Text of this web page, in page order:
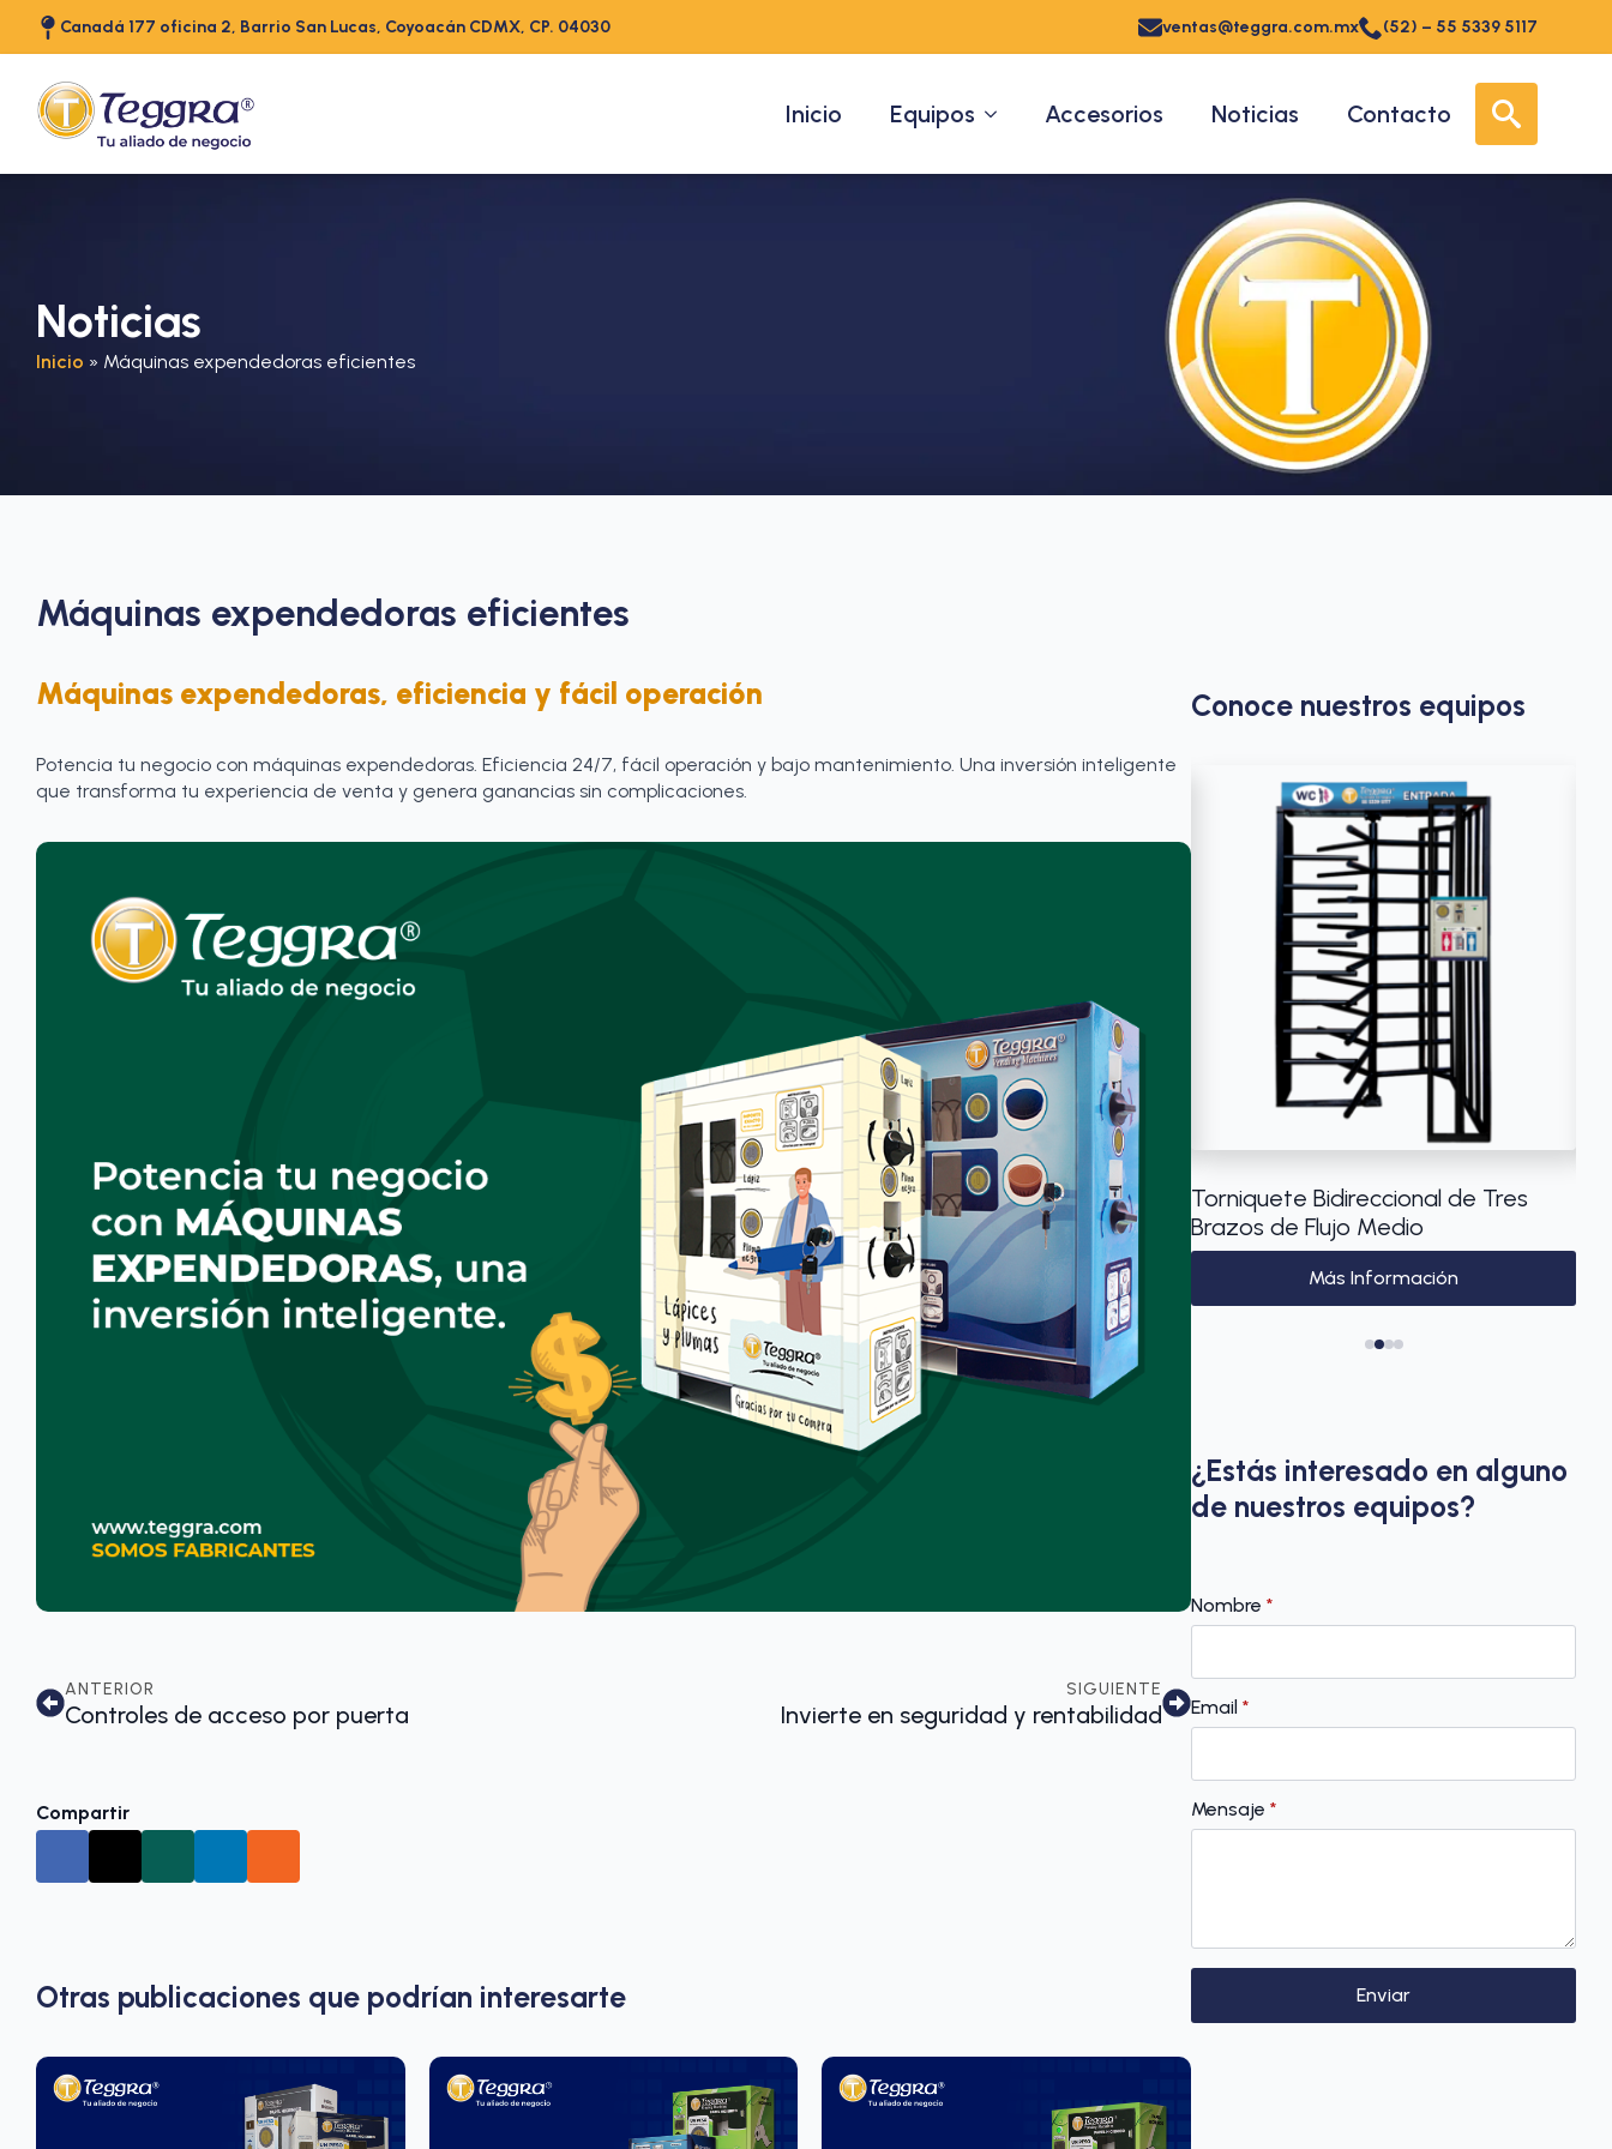
Canadá 177 oficina 2, Barrio San Lucas, Coyoacán CDMX, CP. 04030 ventas@teggra.com.mx (52) – 55 5339 5117
Inicio Equipos Accesorios Noticias
Contacto
Noticias
Inicio » Máquinas expendedoras eficientes
Máquinas expendedoras eficientes
Máquinas expendedoras, eficiencia y fácil operación
Potencia tu negocio con máquinas expendedoras. Eficiencia 24/7, fácil operación y bajo mantenimiento. Una inversión inteligente
que transforma tu experiencia de venta y genera ganancias sin complicaciones.
ANTERIOR
Controles de acceso por puerta
SIGUIENTE
Invierte en seguridad y rentabilidad
Compartir
Otras publicaciones que podrían interesarte
Conoce nuestros equipos
Torniquete Bidireccional de cuatro
brazos de Flujo Medio
Más Información
Torniquete Bidireccional de Tres
Brazos de Flujo Medio
Más Información
¿Estás interesado en alguno
de nuestros equipos?
Nombre *
Email *
Mensaje *
Enviar